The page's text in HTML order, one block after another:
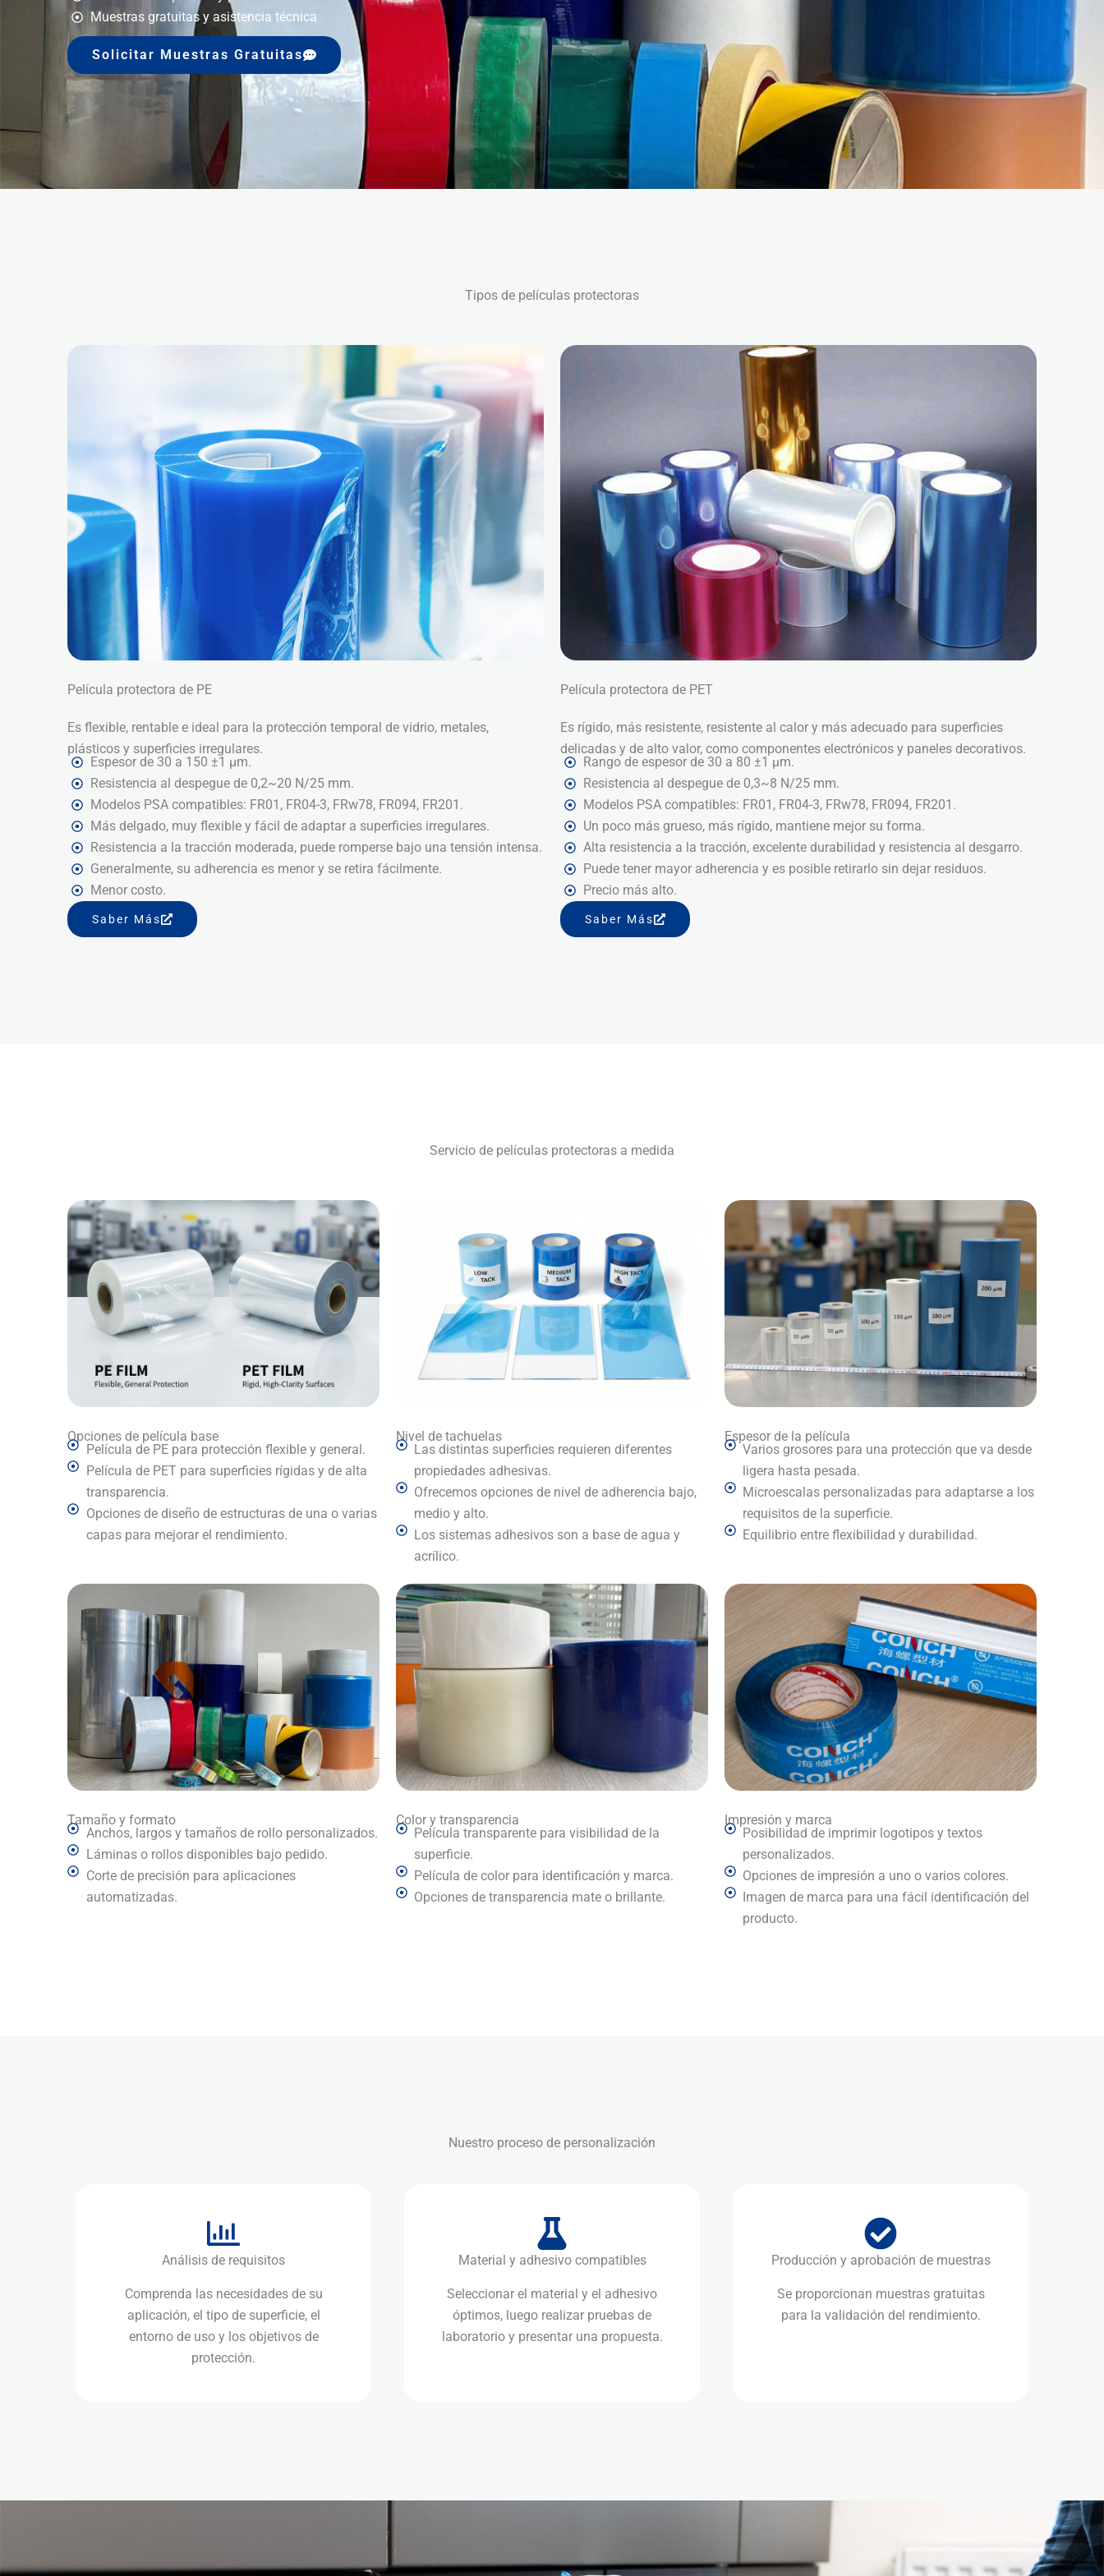
Muestras gratuitas y asistencia técnica
Solicitar Muestras Gratuitas
Tipos de películas protectoras
Película protectora de PE
Es flexible, rentable e ideal para la protección temporal de vidrio, metales,
plásticos y superficies irregulares.
Espesor de 30 a 150 ±1 μm.
Resistencia al despegue de 0,2~20 N/25 mm.
Modelos PSA compatibles: FR01, FR04-3, FRw78, FR094, FR201.
Más delgado, muy flexible y fácil de adaptar a superficies irregulares.
Resistencia a la tracción moderada, puede romperse bajo una tensión intensa.
Generalmente, su adherencia es menor y se retira fácilmente.
Menor costo.
Saber Más
Película protectora de PET
Es rígido, más resistente, resistente al calor y más adecuado para superficies
delicadas y de alto valor, como componentes electrónicos y paneles decorativos.
Rango de espesor de 30 a 80 ±1 μm.
Resistencia al despegue de 0,3~8 N/25 mm.
Modelos PSA compatibles: FR01, FR04-3, FRw78, FR094, FR201.
Un poco más grueso, más rígido, mantiene mejor su forma.
Alta resistencia a la tracción, excelente durabilidad y resistencia al desgarro.
Puede tener mayor adherencia y es posible retirarlo sin dejar residuos.
Precio más alto.
Saber Más
Servicio de películas protectoras a medida
Opciones de película base
Película de PE para protección flexible y general.
Película de PET para superficies rígidas y de alta
transparencia.
Opciones de diseño de estructuras de una o varias
capas para mejorar el rendimiento.
Nivel de tachuelas
Las distintas superficies requieren diferentes
propiedades adhesivas.
Ofrecemos opciones de nivel de adherencia bajo,
medio y alto.
Los sistemas adhesivos son a base de agua y
acrílico.
Espesor de la película
Varios grosores para una protección que va desde
ligera hasta pesada.
Microescalas personalizadas para adaptarse a los
requisitos de la superficie.
Equilibrio entre flexibilidad y durabilidad.
Tamaño y formato
Anchos, largos y tamaños de rollo personalizados.
Láminas o rollos disponibles bajo pedido.
Corte de precisión para aplicaciones
automatizadas.
Color y transparencia
Película transparente para visibilidad de la
superficie.
Película de color para identificación y marca.
Opciones de transparencia mate o brillante.
Impresión y marca
Posibilidad de imprimir logotipos y textos
personalizados.
Opciones de impresión a uno o varios colores.
Imagen de marca para una fácil identificación del
producto.
Nuestro proceso de personalización
Análisis de requisitos
Comprenda las necesidades de su
aplicación, el tipo de superficie, el
entorno de uso y los objetivos de
protección.
Material y adhesivo compatibles
Seleccionar el material y el adhesivo
óptimos, luego realizar pruebas de
laboratorio y presentar una propuesta.
Producción y aprobación de muestras
Se proporcionan muestras gratuitas
para la validación del rendimiento.